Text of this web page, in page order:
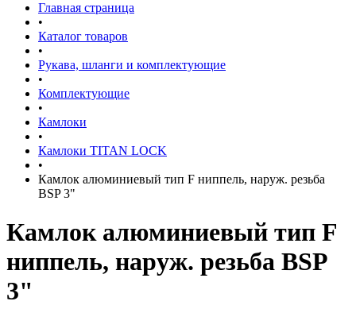
Главная страница
•
Каталог товаров
•
Рукава, шланги и комплектующие
•
Комплектующие
•
Камлоки
•
Камлоки TITAN LOCK
•
Камлок алюминиевый тип F ниппель, наруж. резьба
BSP 3"
Камлок алюминиевый тип F
ниппель, наруж. резьба BSP
3"